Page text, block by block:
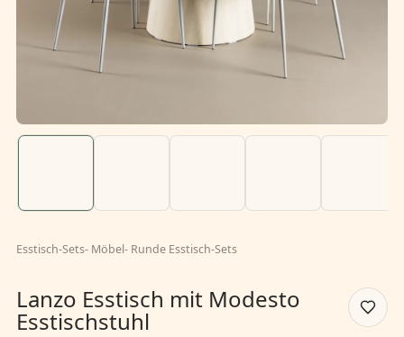
Esstisch-Sets- Möbel- Runde Esstisch-Sets
Lanzo Esstisch mit Modesto
Esstischstuhl